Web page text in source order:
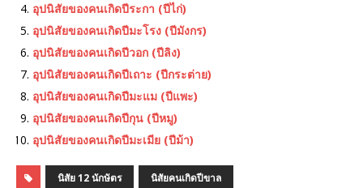
อุปนิสัยของคนเกิดปีระกา (ปีไก่)
อุปนิสัยของคนเกิดปีมะโรง (ปีมังกร)
อุปนิสัยของคนเกิดปีวอก (ปีลิง)
อุปนิสัยของคนเกิดปีเถาะ (ปีกระต่าย)
อุปนิสัยของคนเกิดปีมะแม (ปีแพะ)
อุปนิสัยของคนเกิดปีกุน (ปีหมู)
อุปนิสัยของคนเกิดปีมะเมีย (ปีม้า)
นิสัย 12 นักษัตร นิสัยคนเกิดปีขาล